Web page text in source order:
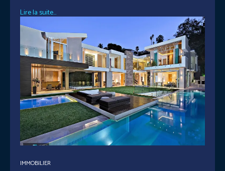
Lire la suite...
IMMOBILIER